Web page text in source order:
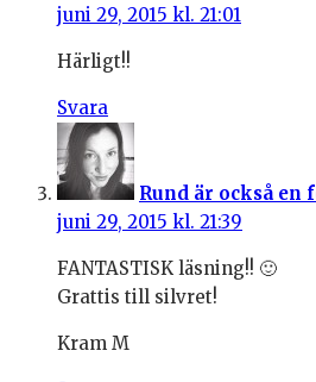
juni 29, 2015 kl. 21:01
Härligt!!
Svara
Rund är också en
juni 29, 2015 kl. 21:39
FANTASTISK läsning!! 🙂
Grattis till silvret!
Kram M